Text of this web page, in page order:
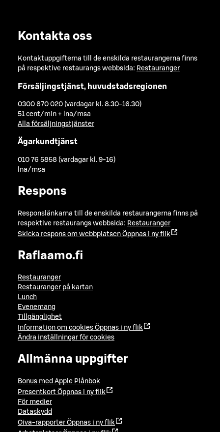
Kontakta oss
Kontaktuppgifterna till de enskilda restaurangerna finns
på respektive restaurangs webbsida: Restauranger
Försäljingstjänst, huvudstadsregionen
0300 870 020 (vardagar kl. 8.30-16.30)
51 cent/min + lna/msa
Alla försäljningstjänster
Ägarkundtjänst
010 76 5858 (vardagar kl. 9-16)
lna/msa
Respons
Responslänkarna till de enskilda restaurangerna finns på
respektive restaurangs webbsida: Restauranger
Skicka respons om webbplatsen Öppnas i ny flik
Raflaamo.fi
Restauranger
Restauranger på kartan
Lunch
Evenemang
Tillgänglighet
Information om cookies Öppnas i ny flik
Ändra inställningar för cookies
Allmänna uppgifter
Bonus med Apple Plånbok
Presentkort Öppnas i ny flik
För medier
Dataskydd
Oiva-rapporter Öppnas i ny flik